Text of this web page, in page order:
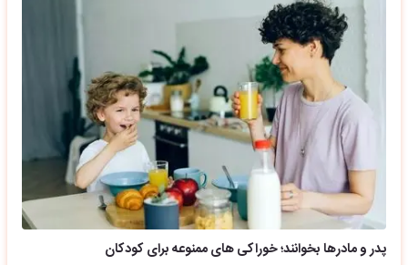
پدر و مادرها بخوانند؛ خوراکی های ممنوعه برای کودکان